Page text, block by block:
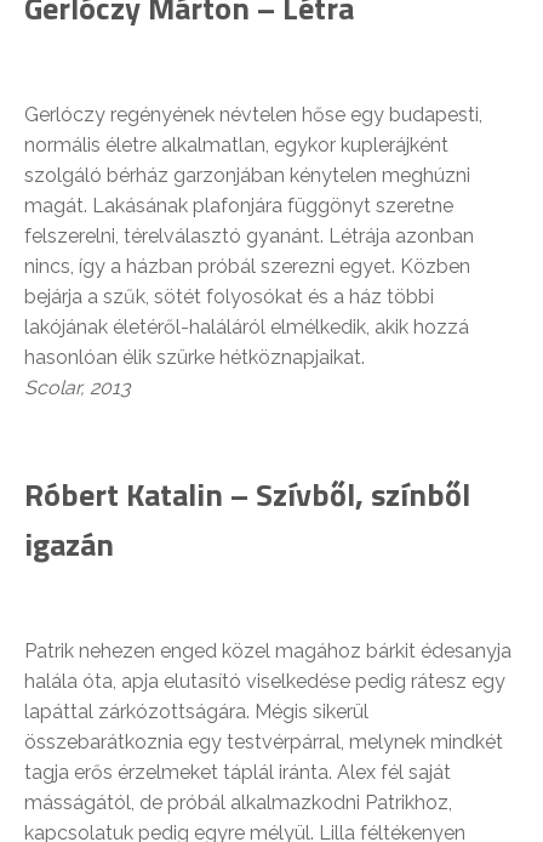
Gerlóczy regényének névtelen hőse egy budapesti,
normális életre alkalmatlan, egykor kuplerájként
szolgáló bérház garzonjában kénytelen meghúzni
magát. Lakásának plafonjára függönyt szeretne
felszerelni, térelválasztó gyanánt. Létrája azonban
nincs, így a házban próbál szerezni egyet. Közben
bejárja a szűk, sötét folyosókat és a ház többi
lakójának életéről-haláláról elmélkedik, akik hozzá
hasonlóan élik szürke hétköznapjaikat.
Scolar, 2013
Róbert Katalin – Szívből, színből
igazán
Patrik nehezen enged közel magához bárkit édesanyja
halála óta, apja elutasító viselkedése pedig rátesz egy
lapáttal zárkózottságára. Mégis sikerül
összebarátkoznia egy testvérpárral, melynek mindkét
tagja erős érzelmeket táplál iránta. Alex fél saját
másságától, de próbál alkalmazkodni Patrikhoz,
kapcsolatuk pedig egyre mélyül. Lilla féltékenyen